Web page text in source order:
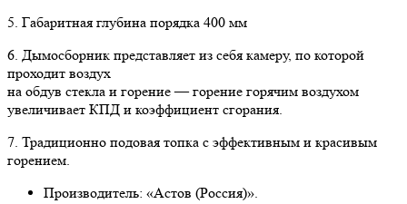
5. Габаритная глубина порядка 400 мм
6. Дымосборник представляет из себя камеру, по которой
проходит воздух
на обдув стекла и горение — горение горячим воздухом
увеличивает КПД и коэффициент сгорания.
7. Традиционно подовая топка с эффективным и красивым
горением.
Производитель: «Астов (Россия)».